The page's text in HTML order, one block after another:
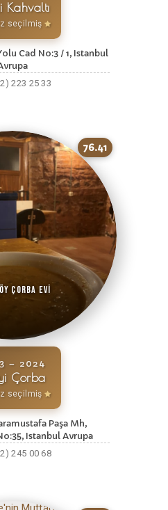
Kahvaltı
seçilmiş
Cad No:3 / 1, Istanbul
223 25 33
76.41
Çorba Evi
– 2024
Çorba
seçilmiş
Paşa Mh,
Istanbul Avrupa
245 00 68